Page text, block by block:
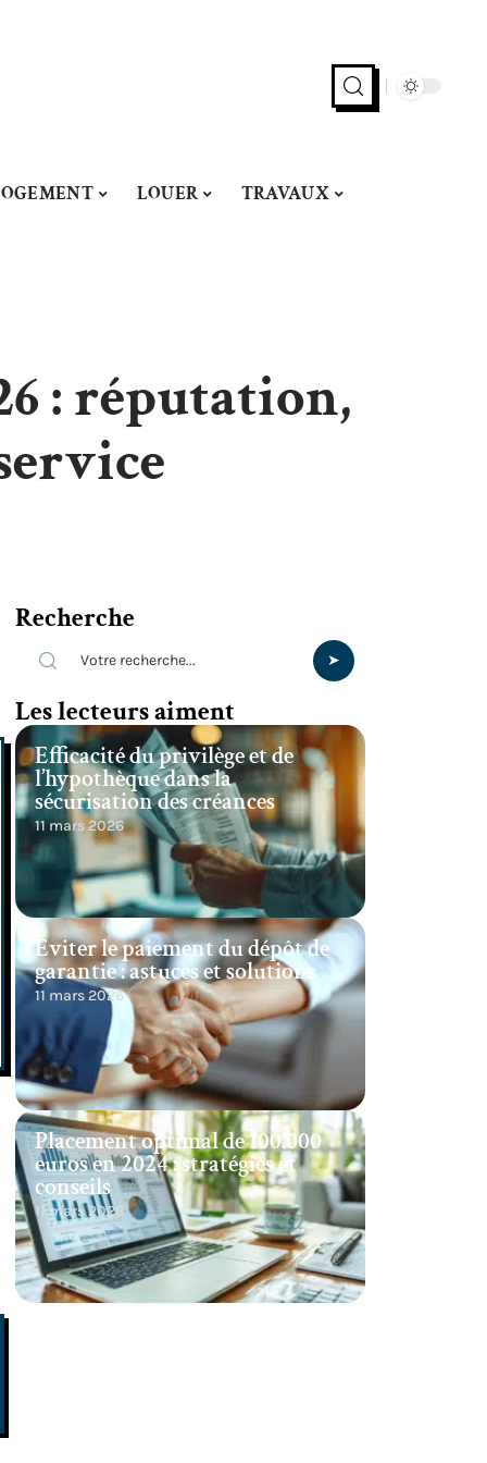
LOUER TRAVAUX
: réputation,
Recherche
Les lecteurs aiment
Efficacité du privilège et de
l’hypothèque dans la
sécurisation des créances
11 mars 2026
Éviter le paiement du dépôt de
garantie : astuces et solutions
11 mars 2026
Placement optimal de 100.000
euros en 2024 : stratégies et
conseils
11 mars 2026